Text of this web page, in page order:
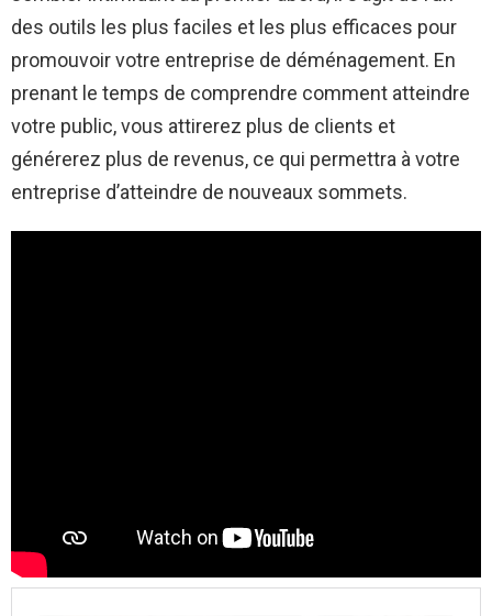
des outils les plus faciles et les plus efficaces pour
promouvoir votre entreprise de déménagement. En
prenant le temps de comprendre comment atteindre
votre public, vous attirerez plus de clients et
générerez plus de revenus, ce qui permettra à votre
entreprise d’atteindre de nouveaux sommets.